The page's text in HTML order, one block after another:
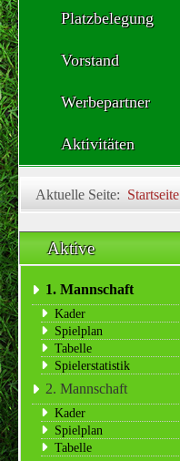
Platzbelegung
Vorstand
Werbepartner
Aktivitäten
Aktuelle Seite: Startseite
Aktive
1. Mannschaft
Kader
Spielplan
Tabelle
Spielerstatistik
2. Mannschaft
Kader
Spielplan
Tabelle